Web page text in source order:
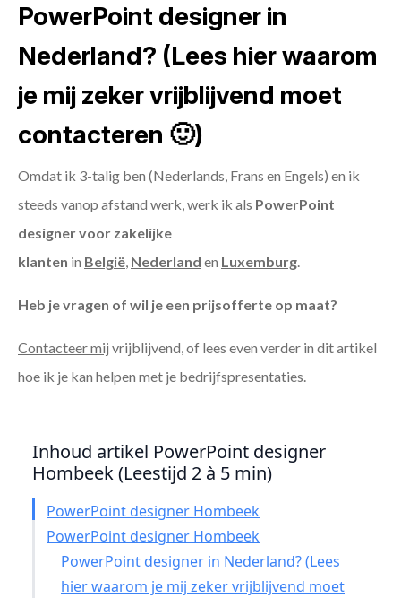
PowerPoint designer in
Nederland? (Lees hier waarom
je mij zeker vrijblijvend moet
contacteren 🙂)
Omdat ik 3-talig ben (Nederlands, Frans en Engels) en ik
steeds vanop afstand werk, werk ik als PowerPoint
designer voor zakelijke
klanten in België, Nederland en Luxemburg.
Heb je vragen of wil je een prijsofferte op maat?
Contacteer mij vrijblijvend, of lees even verder in dit artikel
hoe ik je kan helpen met je bedrijfspresentaties.
Inhoud artikel PowerPoint designer
Hombeek (Leestijd 2 à 5 min)
PowerPoint designer Hombeek
PowerPoint designer Hombeek
PowerPoint designer in Nederland? (Lees
hier waarom je mij zeker vrijblijvend moet